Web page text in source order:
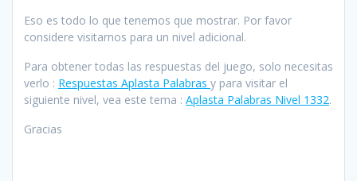
Eso es todo lo que tenemos que mostrar. Por favor
considere visitarnos para un nivel adicional.
Para obtener todas las respuestas del juego, solo necesitas
verlo : Respuestas Aplasta Palabras y para visitar el
siguiente nivel, vea este tema : Aplasta Palabras Nivel 1332.
Gracias